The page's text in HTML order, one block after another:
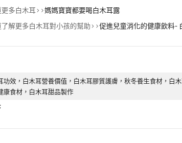
多白木耳>>媽媽寶寶都要喝白木耳露
解更多白木耳對小孩的幫助>>促進兒童消化的健康飲料-
功效，白木耳營養價值，白木耳膠質護膚，秋冬養生食材，白
康食材，白木耳甜品製作